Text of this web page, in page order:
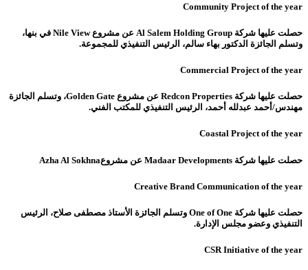
Community Project of the year
حصلت عليها شركة Al Salem Holding Group عن مشروع Nile View في بنها،
وتسلم الجائزة الدكتور بهاء سالم، الرئيس التنفيذي للمجموعة.
Commercial Project of the year
حصلت عليها شركة Redcon Properties عن مشروع Golden Gate، وتسلم الجائزة
مهندس/أحمد عبدلله أحمد، الرئيس التنفيذي للمكتب الفني.
Coastal Project of the year
حصلت عليها شركة Madaar Developments عن مشروعAzha Al Sokhna
Creative Brand Communication of the year
حصلت عليها شركة One of One وتسلم الجائزة الأستاذ مصطفى صلاح، الرئيس
التنفيذي وعضو مجلس الإدارة.
CSR Initiative of the year